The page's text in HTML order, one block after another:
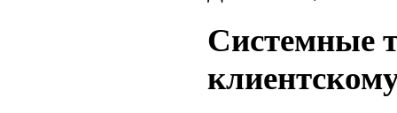
Системные